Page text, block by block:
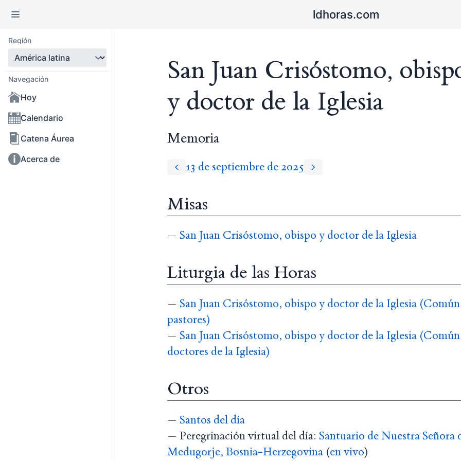
ldhoras.com
Región
Navegación
Hoy
Calendario
Catena Áurea
Acerca de
San Juan Crisóstomo,
y doctor de la Iglesia
Memoria
13 de septiembre de 2025
Misas
— San Juan Crisóstomo, obispo y doctor de la Iglesia
Liturgia de las Horas
— San Juan Crisóstomo, obispo y doctor de la Iglesia
pastores)
— San Juan Crisóstomo, obispo y doctor de la Iglesia
doctores de la Iglesia)
Otros
— Santos del día
— Peregrinación virtual del día: Santuario de Nuestra Señora
Međugorje, Bosnia-Herzegovina(en vivo)